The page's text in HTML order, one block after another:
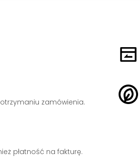
zamówienia.
płatność na fakturę.